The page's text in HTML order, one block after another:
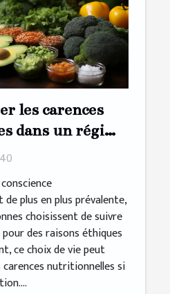
les carences
dans un régime
plus en plus prévalente,
choisissent de suivre
des raisons éthiques
ce choix de vie peut
nutritionnelles si